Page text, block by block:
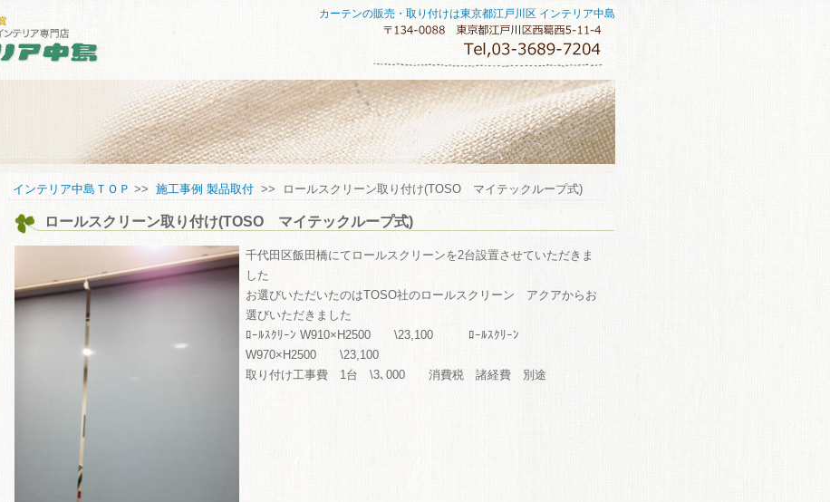
カーテンの販売・取り付けは東京都江戸川区 インテリア中島
アクセスマップ
安心してご購入していただくために
インテリア中島ＴＯＰ >> 施工事例 製品取付 >> ロールスクリーン取り付け(TOSO マイテックループ式)
ロールスクリーン取り付け(TOSO マイテックループ式)
千代田区飯田橋にてロールスクリーンを2台設置させていただきま
した
お選びいただいたのはTOSO社のロールスクリーン アクアからお
選びいただきました
ﾛｰﾙｽｸﾘｰﾝ W910×H2500 \23,100 ﾛｰﾙｽｸﾘｰﾝ
W970×H2500 \23,100
取り付け工事費 1台 \3､000 消費税 諸経費 別途